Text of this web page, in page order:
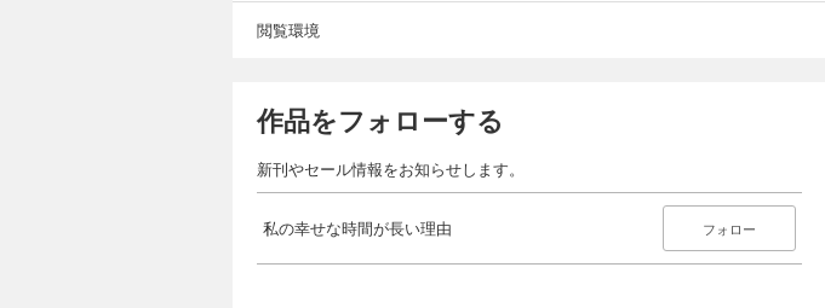
閲覧環境
作品をフォローする
新刊やセール情報をお知らせします。
私の幸せな時間が長い理由 フォロー